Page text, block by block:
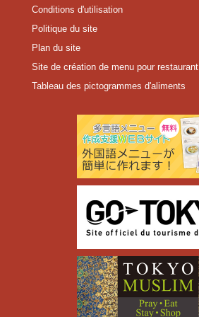
Conditions d'utilisation
Politique du site
Plan du site
Site de création de menu pour restaurant
Tableau des pictogrammes d'aliments